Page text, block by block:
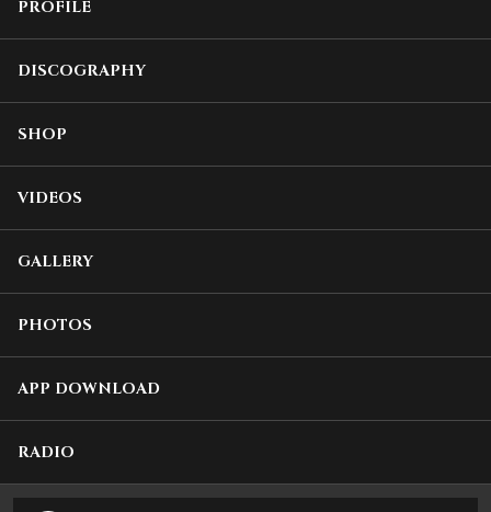
PROFILE
DISCOGRAPHY
SHOP
VIDEOS
GALLERY
PHOTOS
APP DOWNLOAD
RADIO